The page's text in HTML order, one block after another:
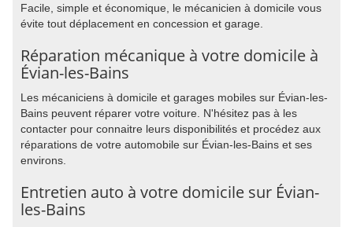
Facile, simple et économique, le mécanicien à domicile vous
évite tout déplacement en concession et garage.
Réparation mécanique à votre domicile à
Évian-les-Bains
Les mécaniciens à domicile et garages mobiles sur Évian-les-
Bains peuvent réparer votre voiture. N'hésitez pas à les
contacter pour connaitre leurs disponibilités et procédez aux
réparations de votre automobile sur Évian-les-Bains et ses
environs.
Entretien auto à votre domicile sur Évian-
les-Bains